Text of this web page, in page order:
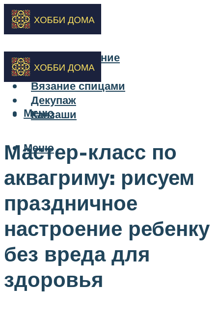
Бисероплетение
Вышивка
Вязание спицами
Декупаж
Канзаши
Меню
Меню
Мастер-класс по
аквагриму: рисуем
праздничное
настроение ребенку
без вреда для
здоровья